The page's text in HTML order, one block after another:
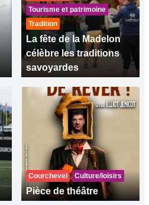
Tourisme et patrimoine
Tradition
La fête de la Madelon
célèbre les traditions
savoyardes
Courchevel Culture/loisirs
Pièce de théâtre